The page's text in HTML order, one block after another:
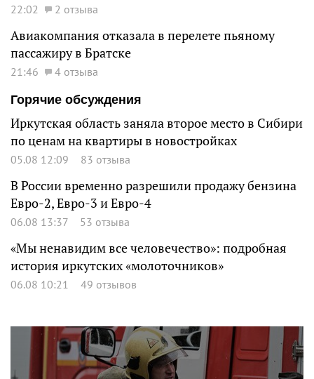
22:02 2 отзыва
Авиакомпания отказала в перелете пьяному
пассажиру в Братске
21:46
4 отзыва
Горячие обсуждения
Иркутская область заняла второе место в Сибири
по ценам на квартиры в новостройках
05.08 12:09 83 отзыва
В России временно разрешили продажу бензина
Евро-2, Евро-3 и Евро-4
06.08 13:37 53 отзыва
«Мы ненавидим все человечество»: подробная
история иркутских «молоточников»
06.08 10:21 49 отзывов